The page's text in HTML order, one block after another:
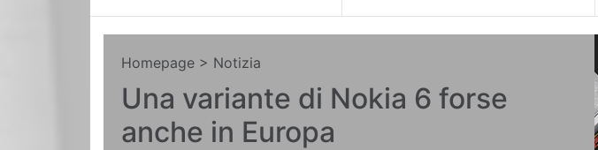
Homepage > Notizia
Una variante di Nokia 6 forse
anche in Europa